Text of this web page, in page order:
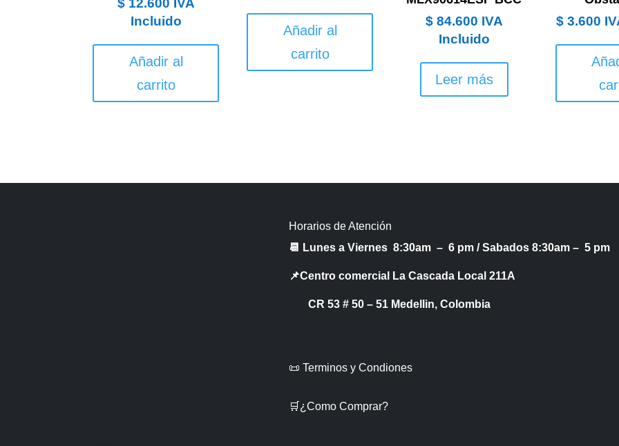
Incluido
Añadir al
carrito
Añadir al
carrito
$84.600 IVA
Incluido
Leer más
$ 3.600
Horarios de Atención
📆 Lunes a Viernes 8:30am – 6 pm /Sabados 8:30am – 5 pm
📌Centro comercial La Cascada Local 211A
CR 53 # 50 – 51 Medellin, Colombia
📜 Terminos y Condiones
🛒¿Como Comprar?